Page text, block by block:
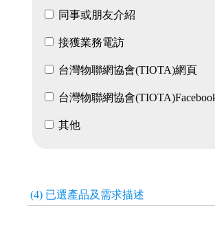
同事或朋友介紹
接獲業務電訪
台灣物聯網協會(TIOTA)網頁
台灣物聯網協會
其他
(4) 已選產品及需求描述